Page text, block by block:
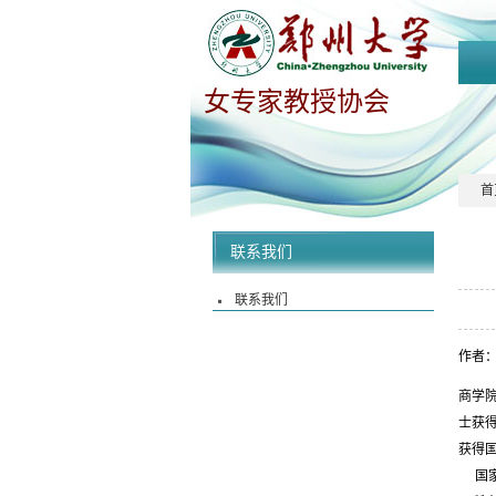
联系我们
联系我们
女专家教授协会
首
作者
商学
士获
获得
国家